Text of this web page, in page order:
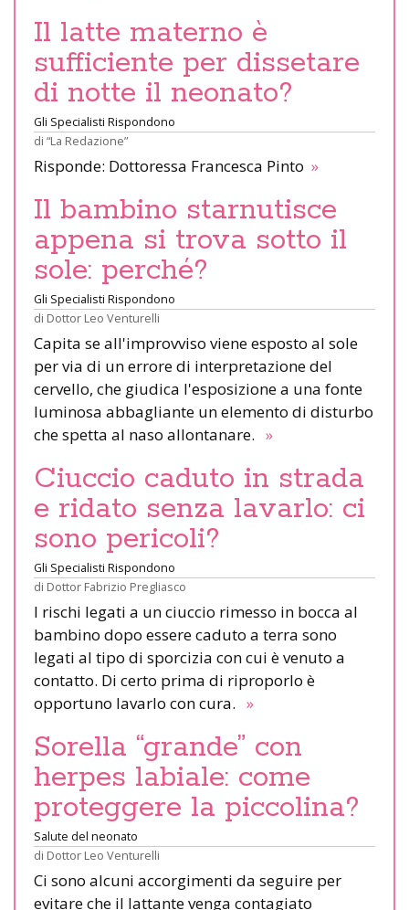
Il latte materno è
sufficiente per dissetare
di notte il neonato?
Gli Specialisti Rispondono
di “La Redazione”
Risponde: Dottoressa Francesca Pinto »
Il bambino starnutisce
appena si trova sotto il
sole: perché?
Gli Specialisti Rispondono
di Dottor Leo Venturelli
Capita se all'improvviso viene esposto al sole
per via di un errore di interpretazione del
cervello, che giudica l'esposizione a una fonte
luminosa abbagliante un elemento di disturbo
che spetta al naso allontanare. »
Ciuccio caduto in strada
e ridato senza lavarlo: ci
sono pericoli?
Gli Specialisti Rispondono
di Dottor Fabrizio Pregliasco
I rischi legati a un ciuccio rimesso in bocca al
bambino dopo essere caduto a terra sono
legati al tipo di sporcizia con cui è venuto a
contatto. Di certo prima di riproporlo è
opportuno lavarlo con cura. »
Sorella “grande” con
herpes labiale: come
proteggere la piccolina?
Salute del neonato
di Dottor Leo Venturelli
Ci sono alcuni accorgimenti da seguire per
evitare che il lattante venga contagiato